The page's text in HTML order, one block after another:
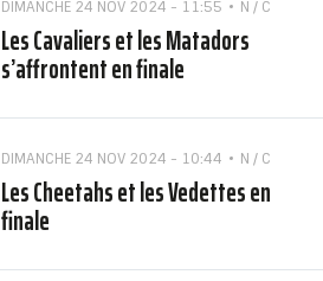
DIMANCHE 24 NOV 2024 - 11:55 N / C
Les Cavaliers et les Matadors
s’affrontent en finale
DIMANCHE 24 NOV 2024 - 10:44 N / C
Les Cheetahs et les Vedettes en
finale